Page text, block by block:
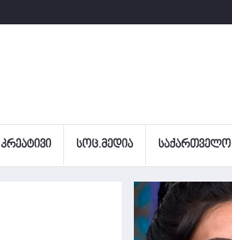
ᲙᲠᲔᲐᲢᲘᲕᲘ ᲡᲝᲪ.ᲛᲔᲓᲘᲐ ᲡᲐᲥᲐᲠᲗᲕᲔᲚᲝ